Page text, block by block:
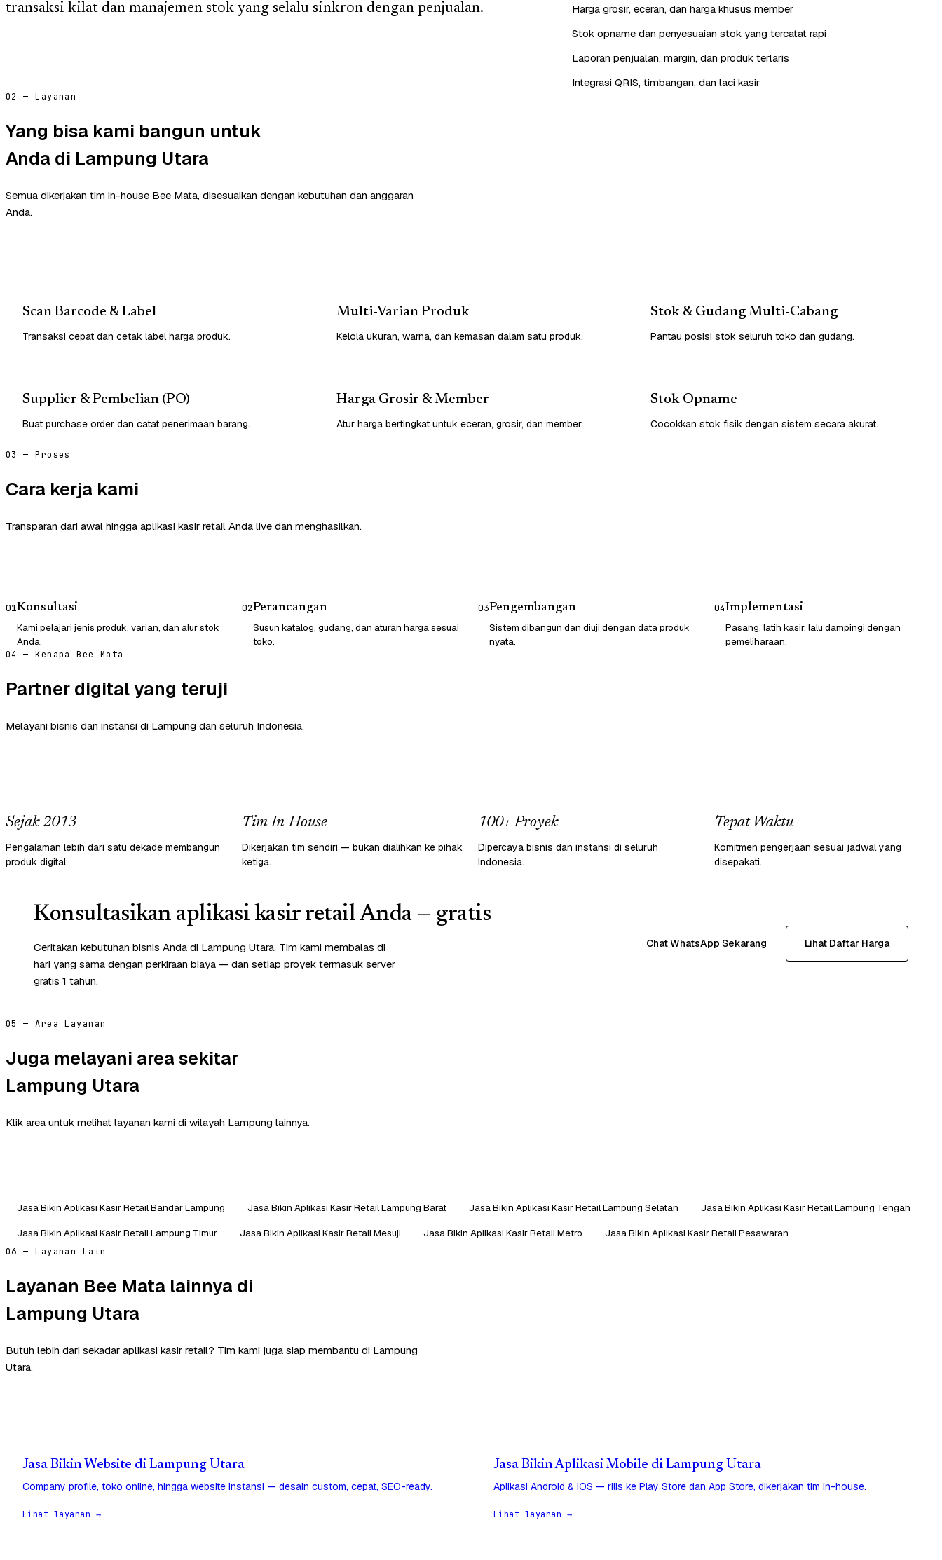
transaksi kilat dan manajemen stok yang selalu sinkron dengan penjualan.
Harga grosir, eceran, dan harga khusus member
Stok opname dan penyesuaian stok yang tercatat rapi
Laporan penjualan, margin, dan produk terlaris
Integrasi QRIS, timbangan, dan laci kasir
02 — Layanan
Yang bisa kami bangun untuk
Anda di Lampung Utara
Semua dikerjakan tim in-house Bee Mata, disesuaikan dengan kebutuhan dan anggaran
Anda.
Scan Barcode & Label
Transaksi cepat dan cetak label harga produk.
Multi-Varian Produk
Kelola ukuran, warna, dan kemasan dalam satu produk.
Stok & Gudang Multi-Cabang
Pantau posisi stok seluruh toko dan gudang.
Supplier & Pembelian (PO)
Buat purchase order dan catat penerimaan barang.
Harga Grosir & Member
Atur harga bertingkat untuk eceran, grosir, dan member.
Stok Opname
Cocokkan stok fisik dengan sistem secara akurat.
03 — Proses
Cara kerja kami
Transparan dari awal hingga aplikasi kasir retail Anda live dan menghasilkan.
01Konsultasi
Kami pelajari jenis produk, varian, dan alur stok
Anda.
02Perancangan
Susun katalog, gudang, dan aturan harga sesuai
toko.
03Pengembangan
Sistem dibangun dan diuji dengan data produk
nyata.
04Implementasi
Pasang, latih kasir, lalu dampingi dengan
pemeliharaan.
04 — Kenapa Bee Mata
Partner digital yang teruji
Melayani bisnis dan instansi di Lampung dan seluruh Indonesia.
Sejak 2013
Pengalaman lebih dari satu dekade membangun
produk digital.
Tim In-House
Dikerjakan tim sendiri — bukan dialihkan ke pihak
ketiga.
100+ Proyek
Dipercaya bisnis dan instansi di seluruh
Indonesia.
Tepat Waktu
Komitmen pengerjaan sesuai jadwal yang
disepakati.
Konsultasikan aplikasi kasir retail Anda — gratis
Ceritakan kebutuhan bisnis Anda di Lampung Utara. Tim kami membalas di
hari yang sama dengan perkiraan biaya — dan setiap proyek termasuk server
gratis 1 tahun.
Chat WhatsApp Sekarang Lihat Daftar Harga
05 — Area Layanan
Juga melayani area sekitar
Lampung Utara
Klik area untuk melihat layanan kami di wilayah Lampung lainnya.
Jasa Bikin Aplikasi Kasir Retail Bandar Lampung Jasa Bikin Aplikasi Kasir Retail Lampung Barat Jasa Bikin Aplikasi Kasir Retail Lampung Selatan
Jasa Bikin Aplikasi Kasir Retail Lampung Tengah
Jasa Bikin Aplikasi Kasir Retail Lampung Timur
Jasa Bikin Aplikasi Kasir Retail Mesuji Jasa Bikin Aplikasi Kasir Retail Metro Jasa Bikin Aplikasi Kasir Retail Pesawaran
06 — Layanan Lain
Layanan Bee Mata lainnya di
Lampung Utara
Butuh lebih dari sekadar aplikasi kasir retail? Tim kami juga siap membantu di Lampung
Utara.
Jasa Bikin Website di Lampung Utara
Company profile, toko online, hingga website instansi — desain custom, cepat, SEO-ready.
Lihat layanan →
Jasa Bikin Aplikasi Mobile di Lampung Utara
Aplikasi Android & iOS — rilis ke Play Store dan App Store, dikerjakan tim in-house.
Lihat layanan →